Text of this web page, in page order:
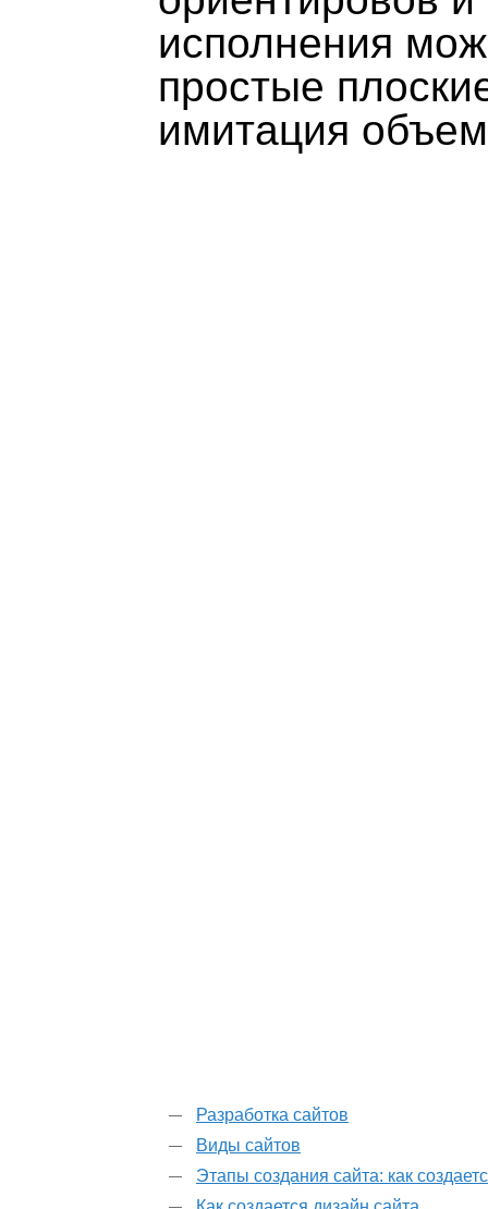
исполнения
простые
имитация
Разработка сайтов
Виды сайтов
Этапы создания сайта: как